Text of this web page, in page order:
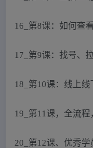
16_第8课：如何查
17_第9课：找号、
18_第10课：线上线
19_第11课，全流
20_第12课、优秀学